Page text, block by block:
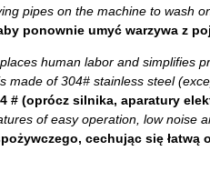
pipes on the machine to wash
ponownie umyć warzywa z
human labor and simplifies
made of 304# stainless steel
# (oprócz silnika, aparatury
of easy operation, low noise
cechując się łatwą